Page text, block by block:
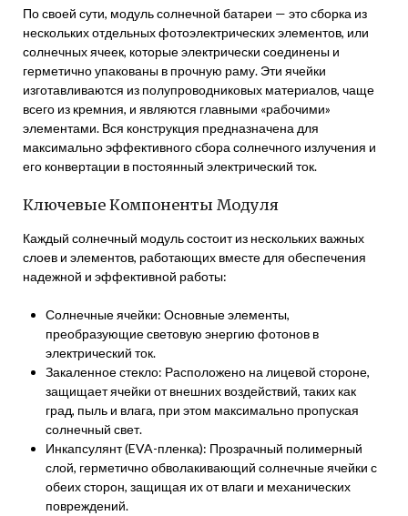
По своей сути, модуль солнечной батареи — это сборка из
нескольких отдельных фотоэлектрических элементов, или
солнечных ячеек, которые электрически соединены и
герметично упакованы в прочную раму. Эти ячейки
изготавливаются из полупроводниковых материалов, чаще
всего из кремния, и являются главными «рабочими»
элементами. Вся конструкция предназначена для
максимально эффективного сбора солнечного излучения и
его конвертации в постоянный электрический ток.
Ключевые Компоненты Модуля
Каждый солнечный модуль состоит из нескольких важных
слоев и элементов, работающих вместе для обеспечения
надежной и эффективной работы:
Солнечные ячейки: Основные элементы,
преобразующие световую энергию фотонов в
электрический ток.
Закаленное стекло: Расположено на лицевой стороне,
защищает ячейки от внешних воздействий, таких как
град, пыль и влага, при этом максимально пропуская
солнечный свет.
Инкапсулянт (EVA-пленка): Прозрачный полимерный
слой, герметично обволакивающий солнечные ячейки с
обеих сторон, защищая их от влаги и механических
повреждений.